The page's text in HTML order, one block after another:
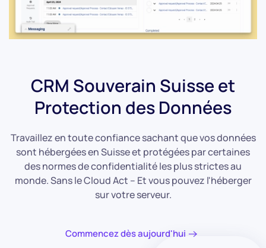
CRM Souverain Suisse et
Protection des Données
Travaillez en toute confiance sachant que vos données
sont hébergées en Suisse et protégées par certaines
des normes de confidentialité les plus strictes au
monde. Sans le Cloud Act – Et vous pouvez l'héberger
sur votre serveur.
Commencez dès aujourd'hui